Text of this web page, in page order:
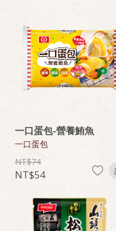
一口蛋包-營養鮪魚
一口蛋包
74
54